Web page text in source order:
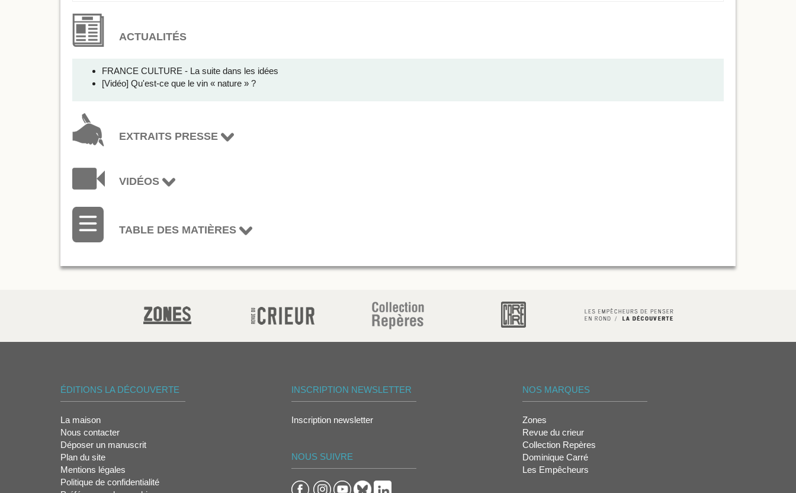
ACTUALITÉS
FRANCE CULTURE - La suite dans les idées
[Vidéo] Qu'est-ce que le vin « nature » ?
EXTRAITS PRESSE
VIDÉOS
TABLE DES MATIÈRES
ÉDITIONS LA DÉCOUVERTE
La maison
Nous contacter
Déposer un manuscrit
Plan du site
Mentions légales
Politique de confidentialité
INSCRIPTION NEWSLETTER
Inscription newsletter
NOUS SUIVRE
NOS MARQUES
Zones
Revue du crieur
Collection Repères
Dominique Carré
Les Empêcheurs